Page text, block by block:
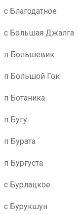
с Благодатное
с Большая Джалга
п Большевик
п Большой Гок
п Ботаника
п Бугу
п Бурата
п Бургуста
с Бурлацкое
с Бурукшун